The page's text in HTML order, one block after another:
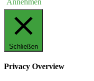
Schließen
Privacy Overview